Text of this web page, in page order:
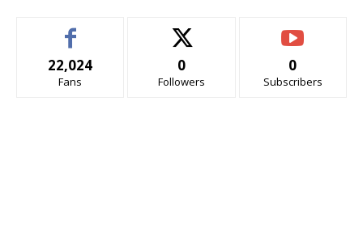
22,024
Fans
0
Followers
0
Subscribers